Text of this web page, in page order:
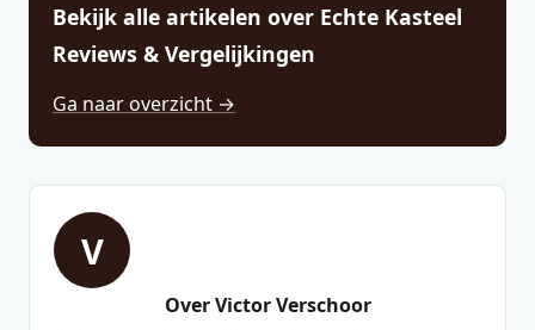
Bekijk alle artikelen over Echte Kasteel
Reviews & Vergelijkingen
Ga naar overzicht →
V
Over Victor Verschoor